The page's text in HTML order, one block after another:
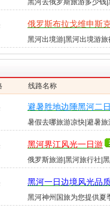
黑河去俄罗斯旅游多少钱
俄罗斯布拉戈维申斯
黑河出境游|黑河出境游
游线路|俄罗斯旅游|俄罗
线路名称
避暑胜地边陲黑河二
暑假去哪旅游凉快|避暑
旅游费用|俄罗斯旅游景点
黑河界江风光一日游
俄罗斯旅游|黑河旅行社|
黑河一日边境风光品
黑河神州国旅为您提供夏